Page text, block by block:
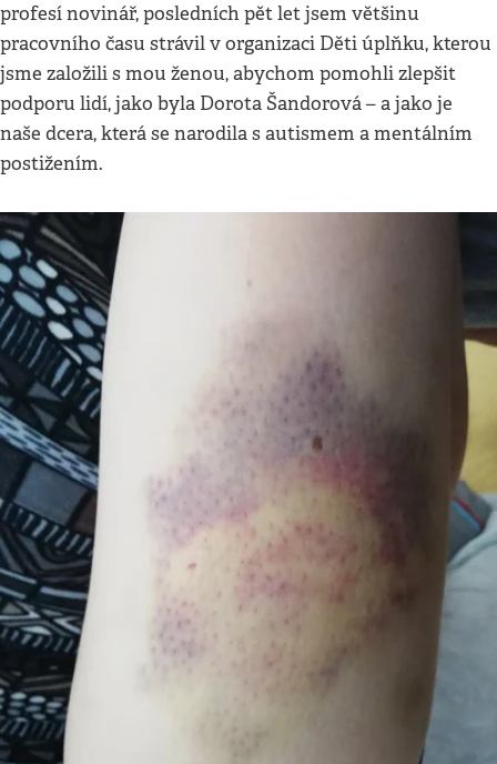
profesí novinář, posledních pět let jsem většinu
pracovního času strávil v organizaci Děti úplňku, kterou
jsme založili s mou ženou, abychom pomohli zlepšit
podporu lidí, jako byla Dorota Šandorová – a jako je
naše dcera, která se narodila s autismem a mentálním
postižením.